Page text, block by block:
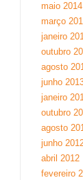
maio 2014
março
janeiro
outubro
agosto
junho
janeiro
outubro
agosto
junho
abril 2012
fevereiro